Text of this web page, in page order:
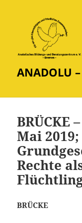
ANADOLU –
BRÜCKE
Mai
Rechte
BRÜCKE